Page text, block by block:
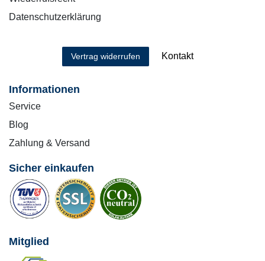
Datenschutzerklärung
Vertrag widerrufen Kontakt
Informationen
Service
Blog
Zahlung & Versand
Sicher einkaufen
Mitglied